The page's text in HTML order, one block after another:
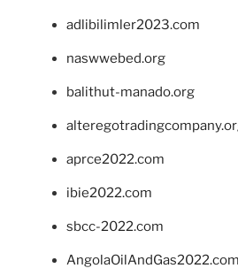
adlibilimler2023.com
naswwebed.org
balithut-manado.org
aprce2022.com
ibie2022.com
sbcc-2022.com
AngolaOilAndGas2022.com